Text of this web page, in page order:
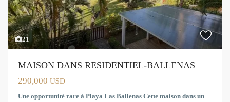
21
MAISON DANS RESIDENTIEL-BALLENAS
290,000 U$D
Une opportunité rare à Playa Las Ballenas Cette maison dans un